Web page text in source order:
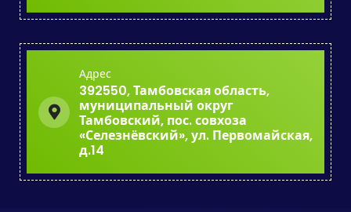
Адрес
392550, Тамбовская область,
муниципальный округ
Тамбовский, пос. совхоза
«Селезнёвский», ул. Первомайская,
д.14